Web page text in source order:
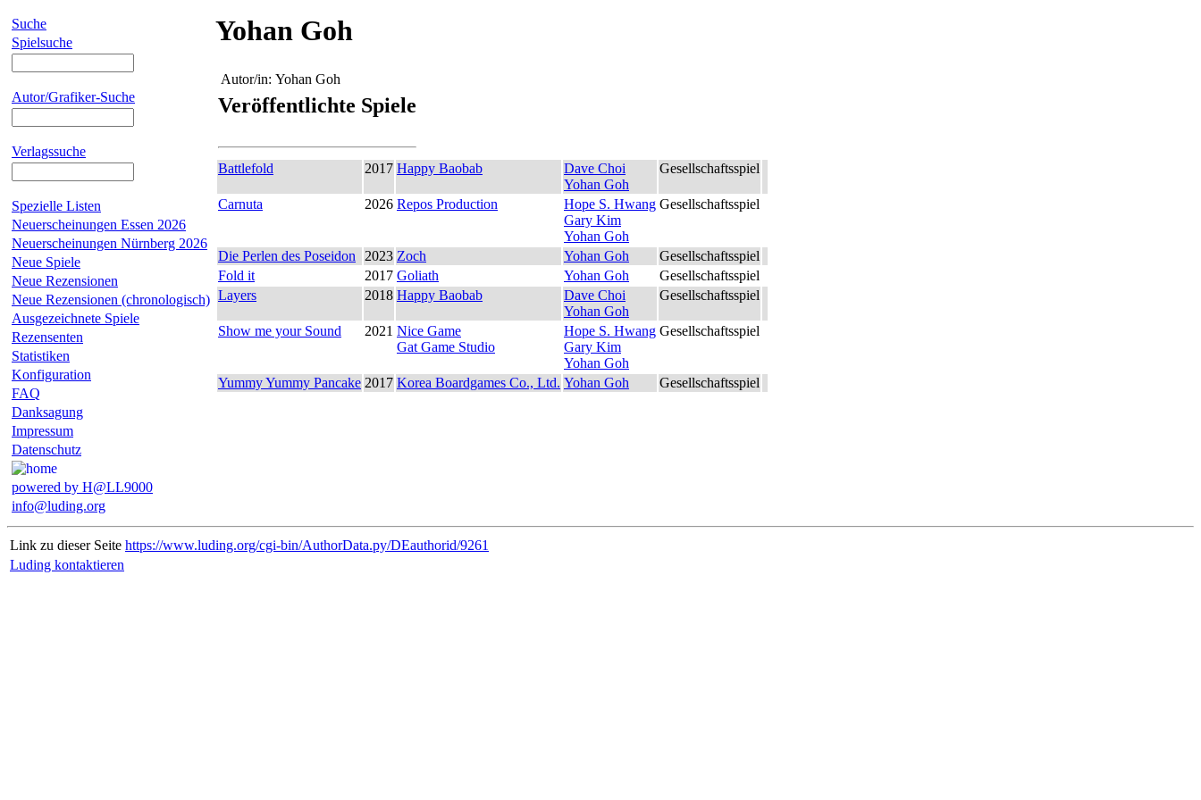
Suche
Spielsuche
Autor/Grafiker-Suche
Verlagssuche
Spezielle Listen
Neuerscheinungen Essen 2026
Neuerscheinungen Nürnberg 2026
Neue Spiele
Neue Rezensionen
Neue Rezensionen (chronologisch)
Ausgezeichnete Spiele
Rezensenten
Statistiken
Konfiguration
FAQ
Danksagung
Impressum
Datenschutz
powered by H@LL9000
info@luding.org
Yohan Goh
Autor/in: Yohan Goh
Veröffentlichte Spiele
Battlefold 2017 Happy Baobab
Dave Choi
Yohan Goh
Gesellschaftsspiel
Carnuta 2026 Repos Production
Hope S. Hwang
Gary Kim
Yohan Goh
Gesellschaftsspiel
Die Perlen des Poseidon 2023 Zoch Yohan Goh
Gesellschaftsspiel
Fold it
2017 Goliath Yohan Goh
Gesellschaftsspiel
Layers
2018 Happy Baobab
Dave Choi
Yohan Goh
Gesellschaftsspiel
Show me your Sound 2021 Nice Game
Gat Game Studio
Hope S. Hwang
Gary Kim
Yohan Goh
Gesellschaftsspiel
Yummy Yummy Pancake 2017 Korea Boardgames Co., Ltd. Yohan Goh Gesellschaftsspiel
Link zu dieser Seite https://www.luding.org/cgi-bin/AuthorData.py/DEauthorid/9261
Luding kontaktieren